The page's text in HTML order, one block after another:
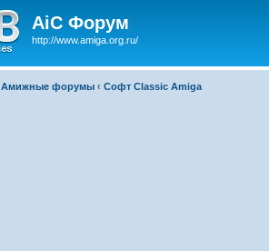
AiC Форум
http://www.amiga.org.ru/
Амижные форумы ‹ Софт Classic Amiga